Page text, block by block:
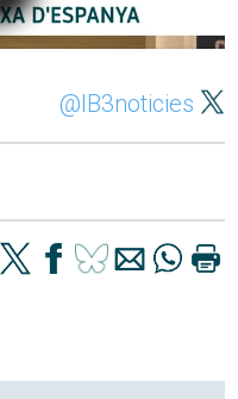
@IB3noticies